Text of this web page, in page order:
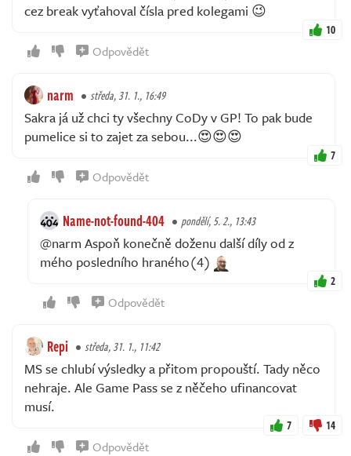
cez break vyťahoval čísla pred kolegami 😉
10
Odpovědět
narm středa, 31. 1., 16:49
Sakra já už chci ty všechny CoDy v GP! To pak bude
pumelice si to zajet za sebou...😍😍😍
7
Odpovědět
Name-not-found-404 pondělí, 5. 2., 13:43
@narm Aspoň konečně doženu další díly od z
mého posledního hraného(4)
2
Odpovědět
Repi středa, 31. 1., 11:42
MS se chlubí výsledky a přitom propouští. Tady něco
nehraje. Ale Game Pass se z něčeho ufinancovat
musí.
7 14
Odpovědět